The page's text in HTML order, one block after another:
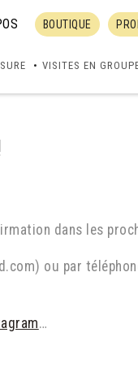
BOUTIQUE
VISITES EN
dans les
ou par
…